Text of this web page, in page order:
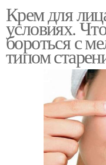
Крем для
условиях.
бороться с
типом